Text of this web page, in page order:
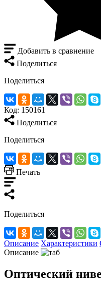
Добавить в сравнение
Поделиться
Поделиться
Код: 150161
Поделиться
Поделиться
Печать
Поделиться
Описание Характеристики
Описание
Оптический